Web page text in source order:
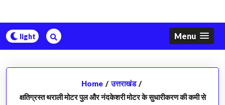
Menu
Home / उत्तराखंड /
क्षतिग्रस्त थराली मोटर पुल और नंदकेशरी मोटर के सुधारीकरण की कमी से